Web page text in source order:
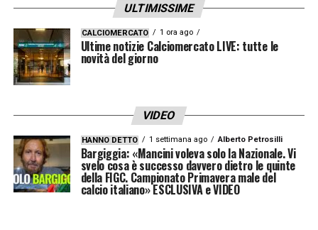
LA PLAYLIST DELLE NOSTRE TOP NEWS
ULTIMISSIME
CALCIOMERCATO 1 ora ago
Ultime notizie Calciomercato LIVE: tutte le
novità del giorno
VIDEO
HANNO DETTO 1 settimana ago Alberto Petrosilli
Bargiggia: «Mancini voleva solo la Nazionale. Vi
svelo cosa è successo davvero dietro le quinte
della FIGC. Campionato Primavera male del
calcio italiano» ESCLUSIVA e VIDEO